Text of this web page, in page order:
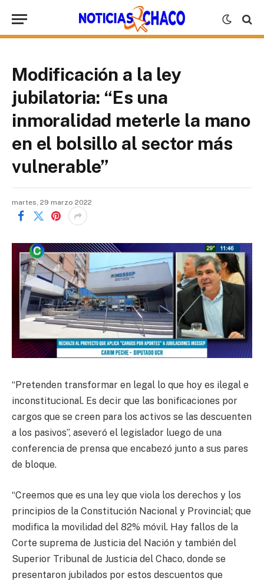
Modificación a la ley
jubilatoria: “Es una
inmoralidad meterle la mano
en el bolsillo al sector más
vulnerable”
martes, 29 marzo 2022
“Pretenden transformar en legal lo que hoy es ilegal e
inconstitucional. Es decir que las bonificaciones por
cargos que se creen para los activos se las descuenten
a los pasivos”, aseveró el legislador luego de una
conferencia de prensa que encabezó junto a sus pares
de bloque.
“Creemos que es una ley que viola los derechos y los
principios de la Constitución Nacional y Provincial; que
modifica la movilidad del 82% móvil. Hay fallos de la
Corte suprema de Justicia del Nación y también del
Superior Tribunal de Justicia del Chaco, donde se
presentaron jubilados por estos descuentos que